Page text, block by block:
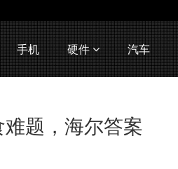
手机 硬件 汽车
题，海尔答案